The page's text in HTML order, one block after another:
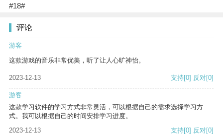
#18#
评论
游客
这款游戏的音乐非常优美，听了让人心旷神怡。
2023-12-13 支持[0] 反对[0]
游客
这款学习软件的学习方式非常灵活，可以根据自己的需求选择学习方
式。我可以根据自己的时间安排学习进度。
2023-12-13
支持[0] 反对[0]